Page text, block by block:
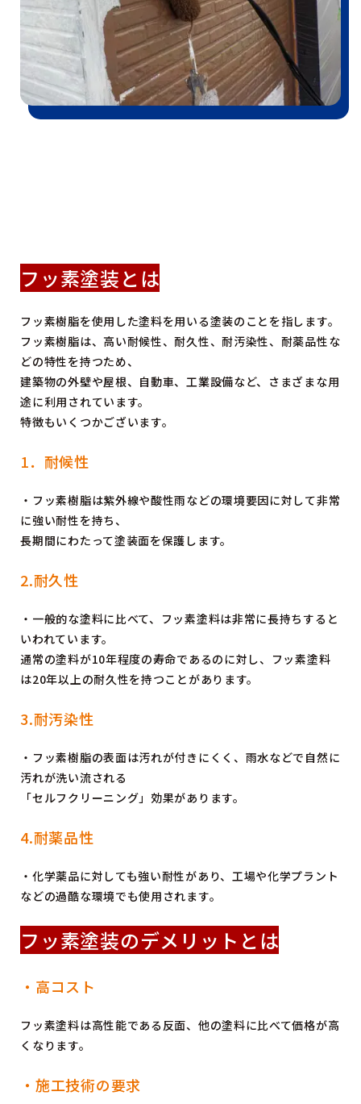
フッ素塗装とは
フッ素樹脂を使用した塗料を用いる塗装のことを指します。
フッ素樹脂は、高い耐候性、耐久性、耐汚染性、耐薬品性な
どの特性を持つため、
建築物の外壁や屋根、自動車、工業設備など、さまざまな用
途に利用されています。
特徴もいくつかございます。
1．耐候性
・フッ素樹脂は紫外線や酸性雨などの環境要因に対して非常
に強い耐性を持ち、
長期間にわたって塗装面を保護します。
2.耐久性
・一般的な塗料に比べて、フッ素塗料は非常に長持ちすると
いわれています。
通常の塗料が10年程度の寿命であるのに対し、フッ素塗料
は20年以上の耐久性を持つことがあります。
3.耐汚染性
・フッ素樹脂の表面は汚れが付きにくく、雨水などで自然に
汚れが洗い流される
「セルフクリーニング」効果があります。
4.耐薬品性
・化学薬品に対しても強い耐性があり、工場や化学プラント
などの過酷な環境でも使用されます。
フッ素塗装のデメリットとは
・高コスト
フッ素塗料は高性能である反面、他の塗料に比べて価格が高
くなります。
・施工技術の要求